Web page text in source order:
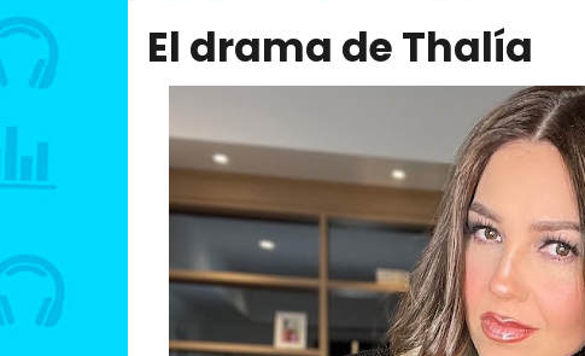
El drama de Thalía